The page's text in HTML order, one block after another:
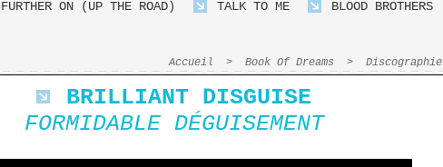
FURTHER ON (UP THE ROAD) TALK TO ME BLOOD BROTHERS
Accueil > Book Of Dreams > Discographie
BRILLIANT DISGUISE
FORMIDABLE DÉGUISEMENT